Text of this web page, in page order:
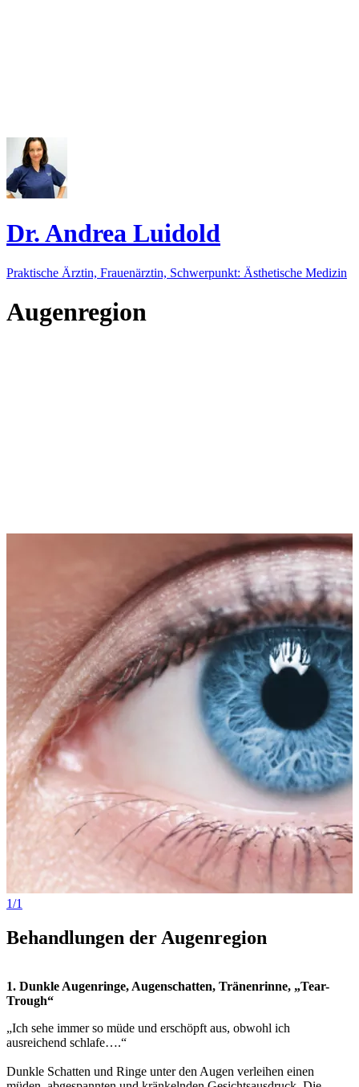
Dr. Andrea Luidold
Praktische Ärztin, Frauenärztin, Schwerpunkt: Ästhetische Medizin
Augenregion
1/1
Behandlungen der Augenregion
1. Dunkle Augenringe, Augenschatten, Tränenrinne, „Tear-
Trough“
„Ich sehe immer so müde und erschöpft aus, obwohl ich
ausreichend schlafe….“
Dunkle Schatten und Ringe unter den Augen verleihen einen